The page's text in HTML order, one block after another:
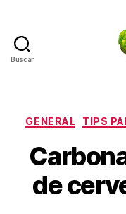
Buscar
GENERAL TIPS
de